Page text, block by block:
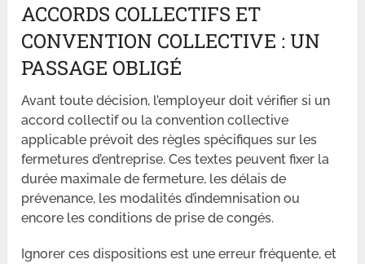
ACCORDS COLLECTIFS ET
CONVENTION COLLECTIVE : UN
PASSAGE OBLIGÉ
Avant toute décision, l’employeur doit vérifier si un
accord collectif ou la convention collective
applicable prévoit des règles spécifiques sur les
fermetures d’entreprise. Ces textes peuvent fixer la
durée maximale de fermeture, les délais de
prévenance, les modalités d’indemnisation ou
encore les conditions de prise de congés.
Ignorer ces dispositions est une erreur fréquente, et